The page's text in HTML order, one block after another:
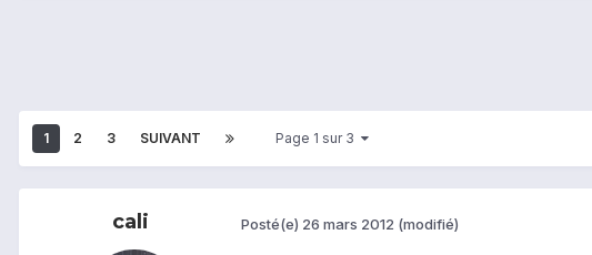
1 2 3 SUIVANT Page 1 sur 3
cali Posté(e) 26 mars 2012 (modifié)